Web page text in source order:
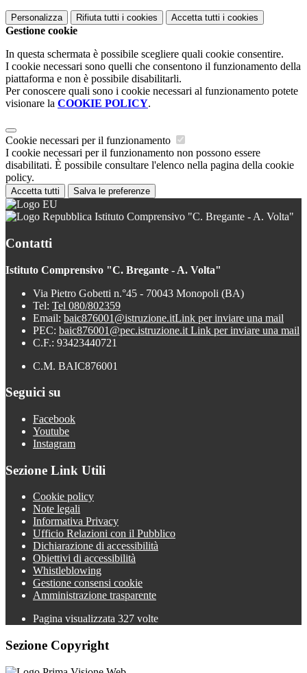
Personalizza Rifiuta tutti i cookies Accetta tutti i cookies
Gestione cookie
In questa schermata è possibile scegliere quali cookie consentire.
I cookie necessari sono quelli che consentono il funzionamento della
piattaforma e non è possibile disabilitarli.
Per conoscere quali sono i cookie necessari al funzionamento potete
visionare la COOKIE POLICY.
Cookie necessari per il funzionamento
I cookie necessari per il funzionamento non possono essere
disabilitati. È possibile consultare l'elenco nella pagina della cookie
policy.
Accetta tutti Salva le preferenze
Istituto Comprensivo "C. Bregante - A. Volta"
Contatti
Istituto Comprensivo "C. Bregante - A. Volta"
Via Pietro Gobetti n.°45 - 70043 Monopoli (BA)
Tel: Tel 080/802359
Email: baic876001@istruzione.itLink per inviare una mail
PEC: baic876001@pec.istruzione.it Link per inviare una mail
C.F.: 93423440721
C.M. BAIC876001
Seguici su
Facebook
Youtube
Instagram
Sezione Link Utili
Cookie policy
Note legali
Informativa Privacy
Ufficio Relazioni con il Pubblico
Dichiarazione di accessibilità
Obiettivi di accessibilità
Whistleblowing
Gestione consensi cookie
Amministrazione trasparente
Pagina visualizzata 327 volte
Sezione Copyright